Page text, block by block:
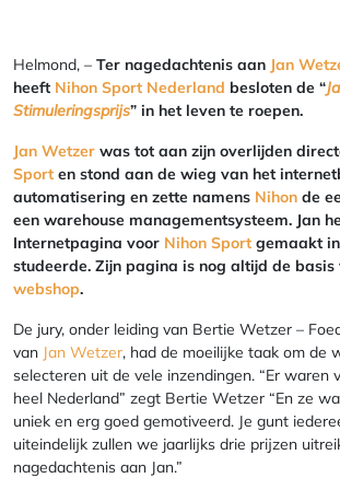
Helmond, – Ter nagedachtenis aan Jan
heeft Nihon Sport Nederland besloten de “
Stimuleringsprijs” in het leven te roepen.
Jan Wetzer was tot aan zijn overlijden
Sport en stond aan de wieg van het
automatisering en zette namens Nihon de
een warehouse managementsysteem. Jan
Internetpagina voor Nihon Sport gemaakt
studeerde. Zijn pagina is nog altijd de basis
webshop.
De jury, onder leiding van Bertie Wetzer –
van Jan Wetzer, had de moeilijke taak om de
selecteren uit de vele inzendingen. “Er waren
heel Nederland” zegt Bertie Wetzer “En ze
uniek en erg goed gemotiveerd. Je gunt
uiteindelijk zullen we jaarlijks drie prijzen
nagedachtenis aan Jan.”